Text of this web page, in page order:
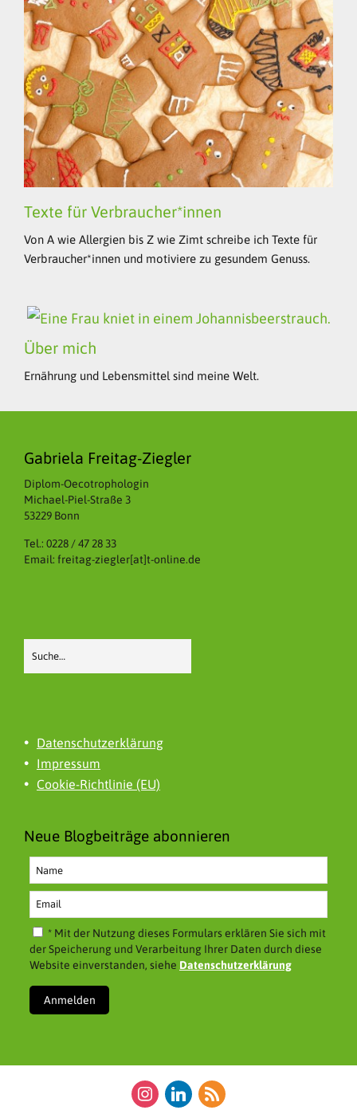
Texte für Verbraucher*innen
Von A wie Allergien bis Z wie Zimt schreibe ich Texte für
Verbraucher*innen und motiviere zu gesundem Genuss.
Über mich
Ernährung und Lebensmittel sind meine Welt.
Gabriela Freitag-Ziegler
Diplom-Oecotrophologin
Michael-Piel-Straße 3
53229 Bonn
Tel.: 0228 / 47 28 33
Email: freitag-ziegler[at]t-online.de
Datenschutzerklärung
Impressum
Cookie-Richtlinie (EU)
Neue Blogbeiträge abonnieren
* Mit der Nutzung dieses Formulars erklären Sie sich mit
der Speicherung und Verarbeitung Ihrer Daten durch diese
Website einverstanden, siehe Datenschutzerklärung
instagramlinkedinrss